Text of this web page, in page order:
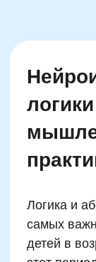
достижений,
развивается
визуальный
не только как
приключения, в
картой, а
двери.